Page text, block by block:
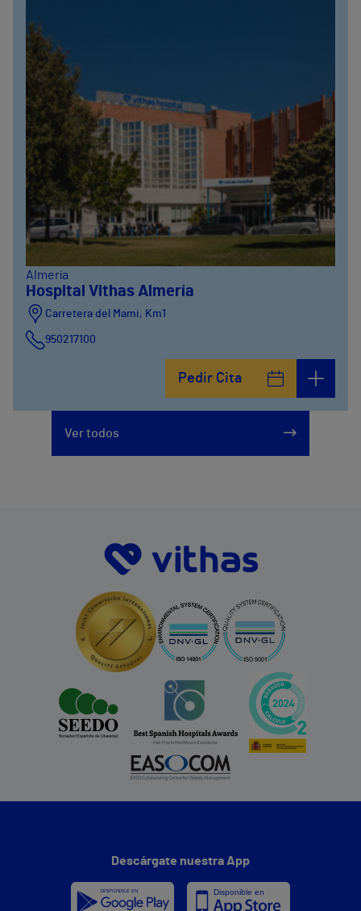
Almería
Hospital Vithas Almería
Carretera del Mami, Km1
950217100
Pedir Cita
Ver todos
Descárgate nuestra App